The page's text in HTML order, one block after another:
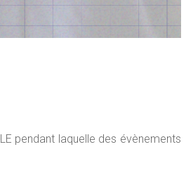
pendant laquelle des évènements